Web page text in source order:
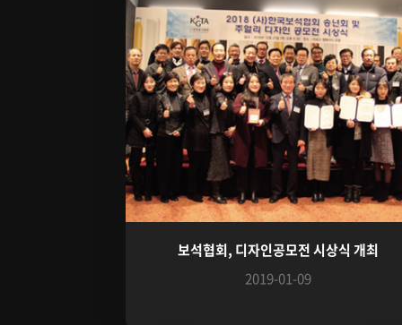
보석협회, 디자인공모전 시상식 개최
2019-01-09